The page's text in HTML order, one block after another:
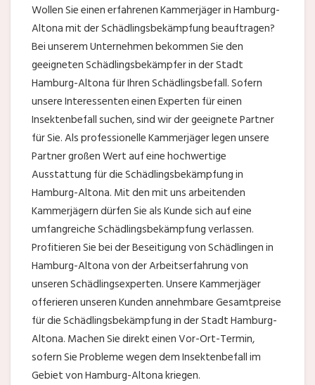
Wollen Sie einen erfahrenen Kammerjäger in Hamburg-
Altona mit der Schädlingsbekämpfung beauftragen?
Bei unserem Unternehmen bekommen Sie den
geeigneten Schädlingsbekämpfer in der Stadt
Hamburg-Altona für Ihren Schädlingsbefall. Sofern
unsere Interessenten einen Experten für einen
Insektenbefall suchen, sind wir der geeignete Partner
für Sie. Als professionelle Kammerjäger legen unsere
Partner großen Wert auf eine hochwertige
Ausstattung für die Schädlingsbekämpfung in
Hamburg-Altona. Mit den mit uns arbeitenden
Kammerjägern dürfen Sie als Kunde sich auf eine
umfangreiche Schädlingsbekämpfung verlassen.
Profitieren Sie bei der Beseitigung von Schädlingen in
Hamburg-Altona von der Arbeitserfahrung von
unseren Schädlingsexperten. Unsere Kammerjäger
offerieren unseren Kunden annehmbare Gesamtpreise
für die Schädlingsbekämpfung in der Stadt Hamburg-
Altona. Machen Sie direkt einen Vor-Ort-Termin,
sofern Sie Probleme wegen dem Insektenbefall im
Gebiet von Hamburg-Altona kriegen.